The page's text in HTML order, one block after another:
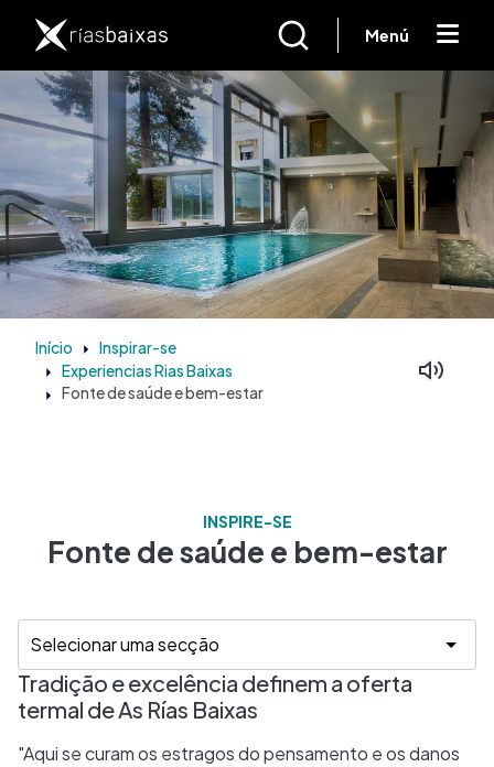
Menú
Início
Inspirar-se
Experiencias Rias Baixas
Fonte de saúde e bem-estar
INSPIRE-SE
Fonte de saúde e bem-estar
Tradição e excelência definem a oferta
termal de As Rías Baixas
"Aqui se curam os estragos do pensamento e os danos